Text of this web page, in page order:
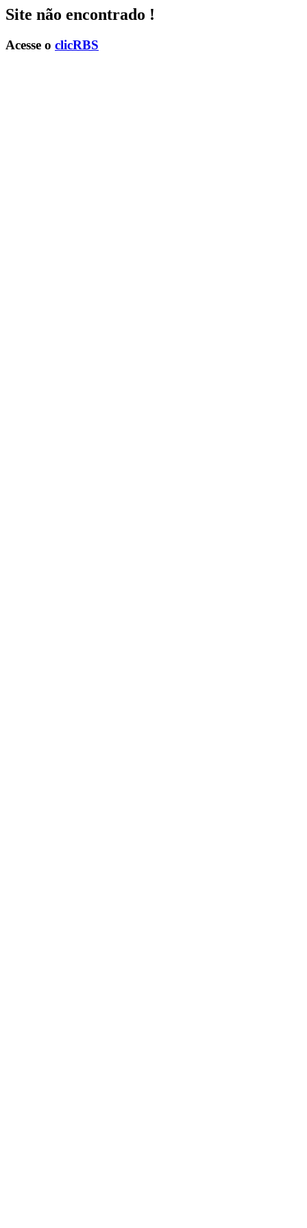
Site não encontrado !
Acesse o clicRBS